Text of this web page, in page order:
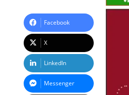
Facebook
X
LinkedIn
Messenger